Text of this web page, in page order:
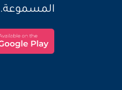
المسموعة.